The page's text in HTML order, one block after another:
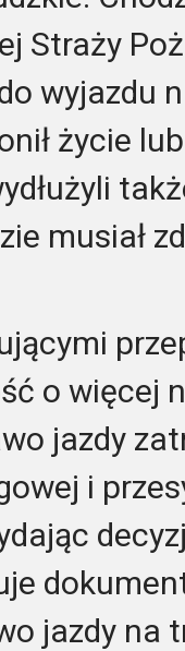
Straży
wyjazdu
życie
musiał
o więcej
jazdy
i
jazdy na